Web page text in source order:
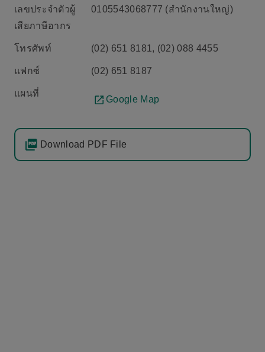
เลขประจำตัวผู้
เสียภาษีอากร
0105543068777 (สำนักงานใหญ่)
โทรศัพท์ (02) 651 8181, (02) 088 4455
แฟกซ์ (02) 651 8187
แผนที่
Google Map
Download PDF File